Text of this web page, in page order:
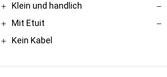
ProKlein und handlich
Mit Etuit
Kein Kabel
Contra